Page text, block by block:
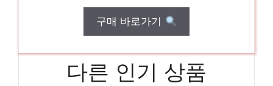
구매 바로가기
다른 인기 상품